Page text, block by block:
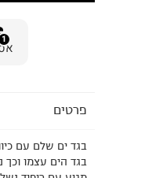
1
פרטים
בגד ים שלם עם
בגד הים עצמו וכך